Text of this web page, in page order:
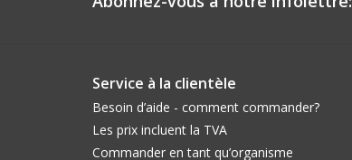
Service à la clientèle
Besoin d’aide - comment commander?
Les prix incluent la TVA
Commander en tant qu’organisme